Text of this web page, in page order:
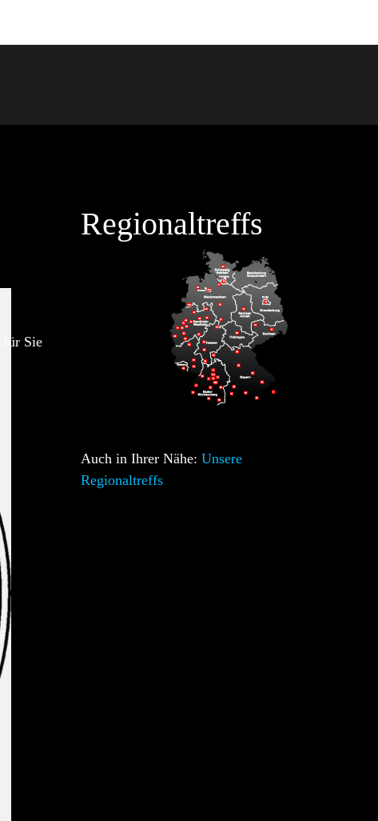
für Sie
Regionaltreffs
Auch in Ihrer Nähe: Unsere
Regionaltreffs